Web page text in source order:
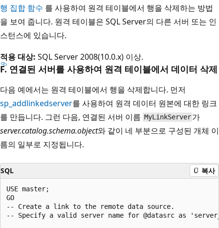
행 집합 함수 를 사용하여 원격 테이블에서 행을 삭제하는 방법
을 보여 줍니다. 원격 테이블은 SQL Server의 다른 서버 또는 인
스턴스에 있습니다.
적용 대상: SQL Server 2008(10.0.x) 이상.
F. 연결된 서버를 사용하여 원격 테이블에서 데이터 삭제
다음 예에서는 원격 테이블에서 행을 삭제합니다. 먼저
sp_addlinkedserver를 사용하여 원격 데이터 원본에 대한 링크
를 만듭니다. 그런 다음, 연결된 서버 이름 MyLinkServer 가
server.catalog.schema.object와 같이 네 부분으로 구성된 개체 이
름의 일부로 지정됩니다.
SQL 복사
USE master;
GO
-- Create a link to the remote data source.
-- Specify a valid server name for @datasrc as